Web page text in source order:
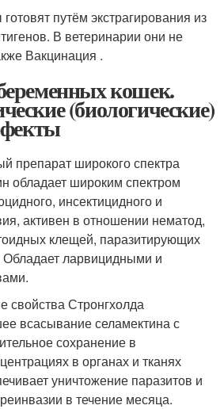
путём экстрагирования из
В ветеринарии они не
Вакцинация .
кошек.
(биологические)
препарат широкого спектра
обладает широким спектром
инсектицидного и
активен в отношении нематод,
клещей, паразитирующих
Обладает ларвицидными и
свойства Стронгхолда
всасывание селамектина с
сохранение в
в органах и тканях
уничтожение паразитов и
в течение месяца.